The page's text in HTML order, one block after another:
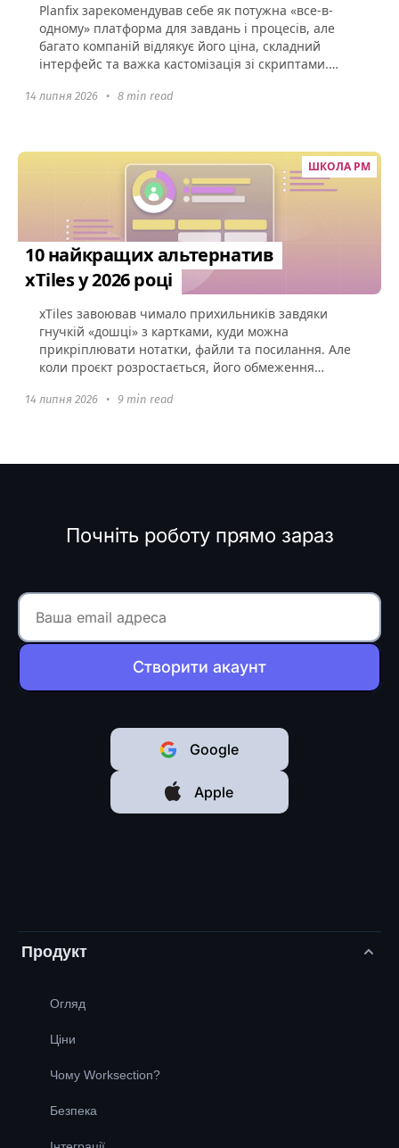
Planfix зарекомендував себе як потужна «все-в-
одному» платформа для завдань і процесів, але
багато компаній відлякує його ціна, складний
інтерфейс та важка кастомізація зі скриптами.
14 липня 2026 • 8 min read
ШКОЛА PM
10 найкращих альтернатив
xTiles у 2026 році
xTiles завоював чимало прихильників завдяки
гнучкій «дошці» з картками, куди можна
прикріплювати нотатки, файли та посилання. Але
коли проєкт розростається, його обмеження
14 липня 2026 • 9 min read
Почніть роботу прямо зараз
Створити акаунт
Google
Apple
Продукт
Огляд
Ціни
Чому Worksection?
Безпека